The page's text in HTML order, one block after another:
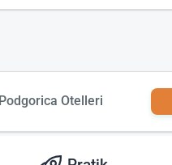
Podgorica Otelleri